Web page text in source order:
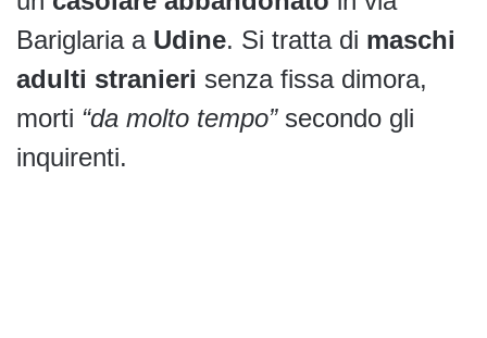
Bariglaria a Udine. Si tratta di maschi
adulti stranieri senza fissa dimora,
morti “da molto tempo”secondo gli
inquirenti.